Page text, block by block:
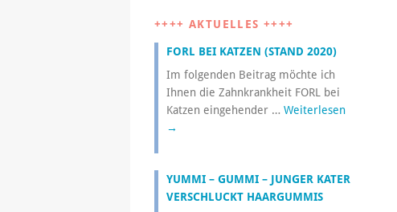
++++ AKTUELLES ++++
FORL BEI KATZEN (STAND 2020)
Im folgenden Beitrag möchte ich
Ihnen die Zahnkrankheit FORL bei
Katzen eingehender … Weiterlesen
→
YUMMI – GUMMI – JUNGER KATER
VERSCHLUCKT HAARGUMMIS